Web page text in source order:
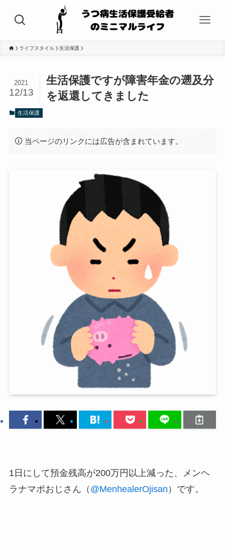
ライフスタイル 生活保護
生活保護ですが障害年金の遡及分
を返還してきました
2021
12/13
生活保護
当ページのリンクには広告が含まれています。
1日にして預金残高が200万円以上減った、メンヘ
ラナマポおじさん（ @MenhealerOjisan ）です。